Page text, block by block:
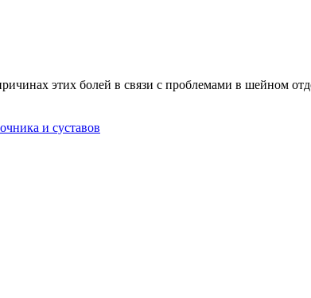
этих болей в связи с проблемами в шейном
и суставов